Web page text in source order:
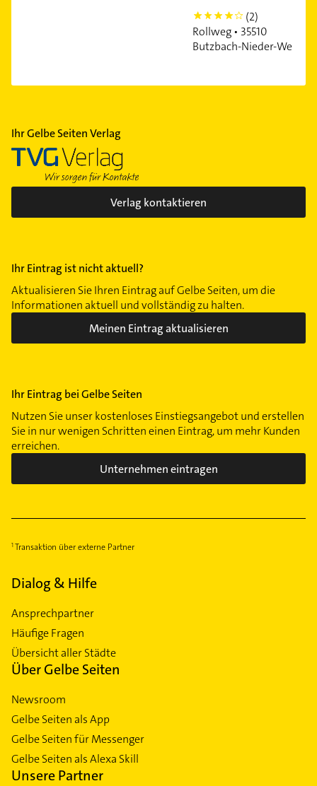
4
(2)
Rollweg • 35510
Butzbach-Nieder-Weisel
Ihr Gelbe Seiten Verlag
Verlag kontaktieren
Ihr Eintrag ist nicht aktuell?
Aktualisieren Sie Ihren Eintrag auf Gelbe Seiten, um die
Informationen aktuell und vollständig zu halten.
Meinen Eintrag aktualisieren
Ihr Eintrag bei Gelbe Seiten
Nutzen Sie unser kostenloses Einstiegsangebot und erstellen
Sie in nur wenigen Schritten einen Eintrag, um mehr Kunden
erreichen.
Unternehmen eintragen
Transaktion über externe Partner
Dialog & Hilfe
Ansprechpartner
Häufige Fragen
Übersicht aller Städte
Über Gelbe Seiten
Newsroom
Gelbe Seiten als App
Gelbe Seiten für Messenger
Gelbe Seiten als Alexa Skill
Unsere Partner